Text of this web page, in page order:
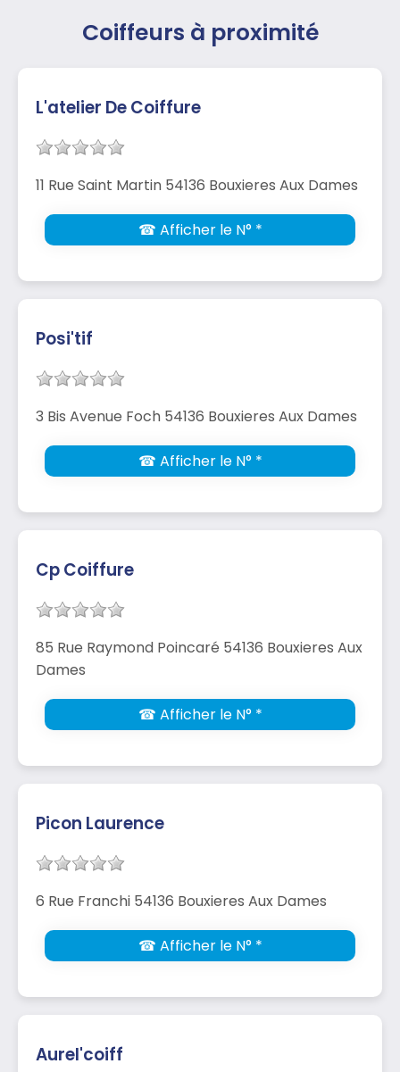
Coiffeurs à proximité
L'atelier De Coiffure
11 Rue Saint Martin 54136 Bouxieres Aux Dames
☎ Afficher le N° *
Posi'tif
3 Bis Avenue Foch 54136 Bouxieres Aux Dames
☎ Afficher le N° *
Cp Coiffure
85 Rue Raymond Poincaré 54136 Bouxieres Aux
Dames
☎ Afficher le N° *
Picon Laurence
6 Rue Franchi 54136 Bouxieres Aux Dames
☎ Afficher le N° *
Aurel'coiff